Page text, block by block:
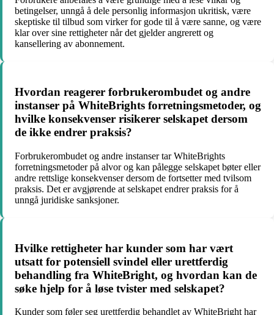
betingelser, unngå å dele personlig informasjon ukritisk, være
skeptiske til tilbud som virker for gode til å være sanne, og være
klar over sine rettigheter når det gjelder angrerett og
kansellering av abonnement.
Hvordan reagerer forbrukerombudet og andre
instanser på WhiteBrights forretningsmetoder, og
hvilke konsekvenser risikerer selskapet dersom
de ikke endrer praksis?
Forbrukerombudet og andre instanser tar WhiteBrights
forretningsmetoder på alvor og kan pålegge selskapet bøter eller
andre rettslige konsekvenser dersom de fortsetter med tvilsom
praksis. Det er avgjørende at selskapet endrer praksis for å
unngå juridiske sanksjoner.
Hvilke rettigheter har kunder som har vært
utsatt for potensiell svindel eller urettferdig
behandling fra WhiteBright, og hvordan kan de
søke hjelp for å løse tvister med selskapet?
Kunder som føler seg urettferdig behandlet av WhiteBright har